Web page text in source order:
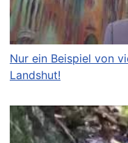
Nur ein Beispiel von
Landshut!